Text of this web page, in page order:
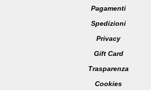
Pagamenti
Spedizioni
Privacy
Gift Card
Trasparenza
Cookies